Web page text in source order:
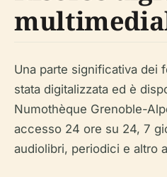
Una parte significativa dei
stata digitalizzata ed è
Numothèque Grenoble-
accesso 24 ore su 24, 7
audiolibri, periodici e altro